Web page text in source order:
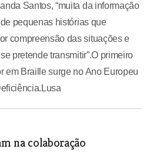
Santos, “muita da informação
pequenas histórias que
compreensão das situações e
pretende transmitir”.O primeiro
em Braille surge no Ano Europeu
na colaboração